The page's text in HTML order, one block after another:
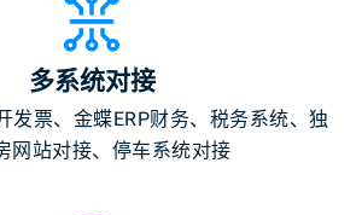
多系统对接
发票、金蝶ERP财务、税务系统、独
网站对接、停车系统对接